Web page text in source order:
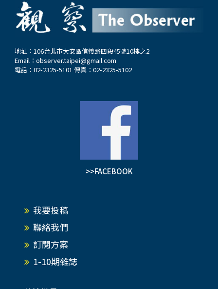
地址：106台北市大安區信義路四段45號10樓之2
Email： observer.taipei@gmail.com
電話：02-2325-5101 傳真：02-2325-5102
>>FACEBOOK
我要投稿
聯絡我們
訂閱方案
1-10期雜誌